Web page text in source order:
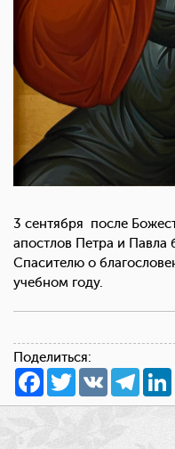
3 сентября после
апостлов Петра и
Спасителю о
учебном году.
Поделиться:
Facebook
TwitterVK